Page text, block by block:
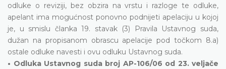
odluke o reviziji, bez obzira na vrstu i razloge te odluke,
apelant ima mogućnost ponovno podnijeti apelaciju u kojoj
je, u smislu članka 19. stavak (3) Pravila Ustavnog suda,
dužan na propisanom obrascu apelacije pod točkom 8.a)
ostale odluke navesti i ovu odluku Ustavnog suda.
• Odluka Ustavnog suda broj AP-106/06 od 23. veljače